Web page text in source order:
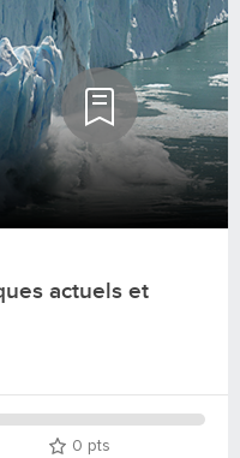
actuels et
0 pts